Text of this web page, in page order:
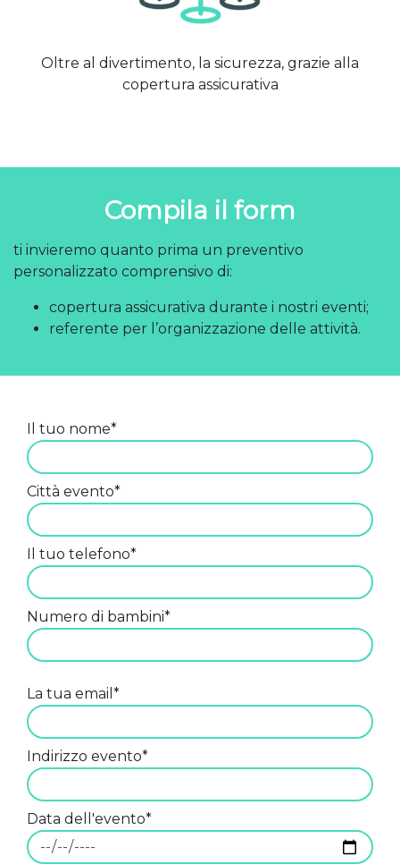
Oltre al divertimento, la sicurezza, grazie alla
copertura assicurativa
Compila il form
ti invieremo quanto prima un preventivo
personalizzato comprensivo di:
copertura assicurativa durante i nostri eventi;
referente per l’organizzazione delle attività.
Il tuo nome*
Città evento*
Il tuo telefono*
Numero di bambini*
La tua email*
Indirizzo evento*
Data dell'evento*